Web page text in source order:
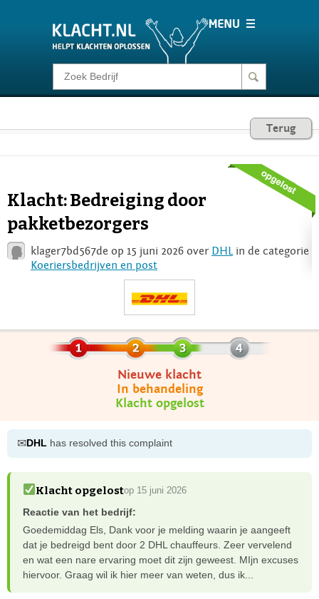
Klacht melden
Consumentenrecht
Voor Bedrijven
Login
Terug
Klacht: Bedreiging door
pakketbezorgers
klager7bd567de op 15 juni 2026 over DHL in de categorie
Koeriersbedrijven en post
Nieuwe klacht
In behandeling
Klacht opgelost
✉DHL has resolved this complaint
Klacht opgelostop 15 juni 2026
Reactie van het bedrijf:
Goedemiddag Els, Dank voor je melding waarin je aangeeft
dat je bedreigd bent door 2 DHL chauffeurs. Zeer vervelend
en wat een nare ervaring moet dit zijn geweest. MIjn excuses
hiervoor. Graag wil ik hier meer van weten, dus ik...